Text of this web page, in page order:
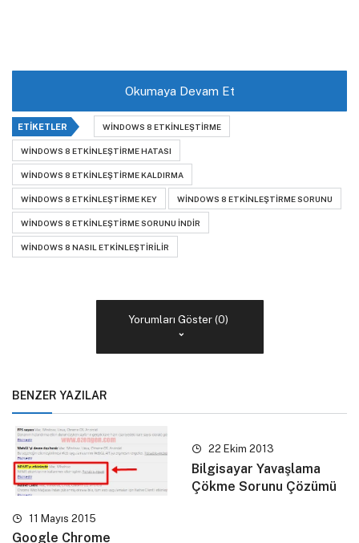
Okumaya Devam Et
ETIKETLER WINDOWS 8 ETKINLEŞTIRME
WINDOWS 8 ETKINLEŞTIRME HATASI
WINDOWS 8 ETKINLEŞTIRME KALDIRMA
WINDOWS 8 ETKINLEŞTIRME KEY WINDOWS 8 ETKINLEŞTIRME SORUNU
WINDOWS 8 ETKINLEŞTIRME SORUNU INDIR
WINDOWS 8 NASIL ETKINLEŞTIRILIR
Yorumları Göster (0)
BENZER YAZILAR
11 Mayıs 2015
Google Chrome
22 Ekim 2013
Bilgisayar Yavaşlama
Çökme Sorunu Çözümü